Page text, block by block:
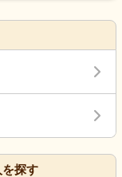
探す